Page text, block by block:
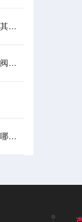
复合式分子泵的保养是确保其长期稳定运行的关键
没想到吧！这就是真空隔膜阀的原理所在
真空隔膜阀在安装前需做好哪些准备？